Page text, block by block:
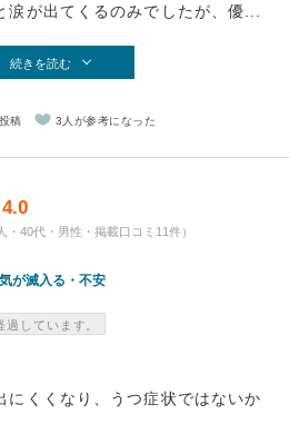
が出てくるのみでしたが、優...
続きを読む
稿 3人が参考になった
4.0
・40代・男性・掲載口コミ11件）
気が滅入る・不安
しています。
にくくなり、うつ症状ではないか